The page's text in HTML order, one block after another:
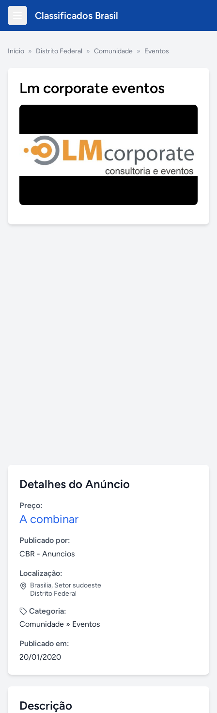
Classificados Brasil
Início » Distrito Federal » Comunidade » Eventos
Lm corporate eventos
Detalhes do Anúncio
Preço:
A combinar
Publicado por:
CBR - Anuncios
Localização:
Brasilia, Setor sudoeste
Distrito Federal
Categoria:
Comunidade » Eventos
Publicado em:
20/01/2020
Descrição